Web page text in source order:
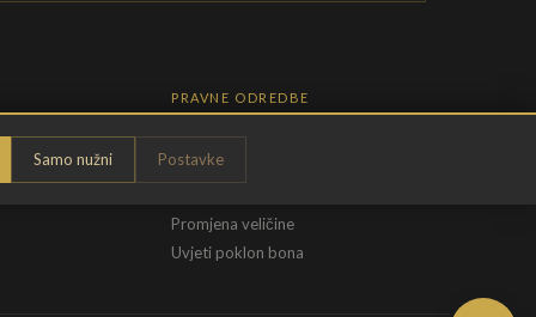
Samo nužni Postavke
PRAVNE ODREDBE
Pravila privatnosti
Opći uvjeti
Promjena veličine
Uvjeti poklon bona